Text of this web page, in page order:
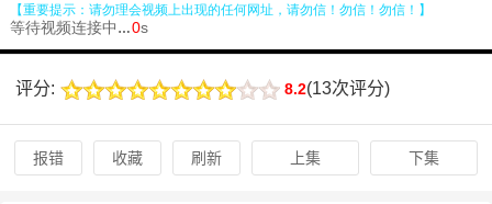
评分: 8.2(13次评分)
报错 收藏 刷新 上集 下集